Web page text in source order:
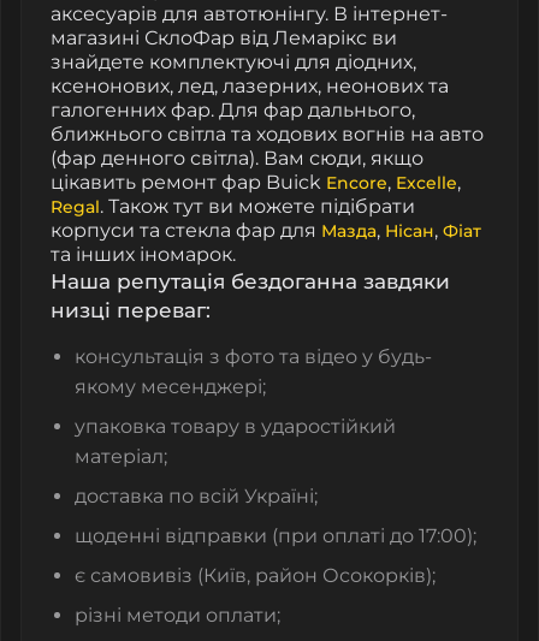
аксесуарів для автотюнінгу. В інтернет-
магазині СклоФар від Лемарікс ви
знайдете комплектуючі для діодних,
ксенонових, лед, лазерних, неонових та
галогенних фар. Для фар дальнього,
ближнього світла та ходових вогнів на авто
(фар денного світла). Вам сюди, якщо
цікавить ремонт фар Buick Encore, Excelle,
Regal. Також тут ви можете підібрати
корпуси та стекла фар для Мазда, Нісан, Фіат
та інших іномарок.
Наша репутація бездоганна завдяки
низці переваг:
консультація з фото та відео у будь-
якому месенджері;
упаковка товару в ударостійкий
матеріал;
доставка по всій Україні;
щоденні відправки (при оплаті до 17:00);
є самовивіз (Київ, район Осокорків);
різні методи оплати;